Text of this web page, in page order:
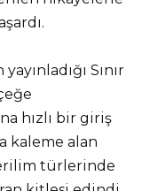
Sınır
hızlı bir giriş
kaleme alan
türlerinde